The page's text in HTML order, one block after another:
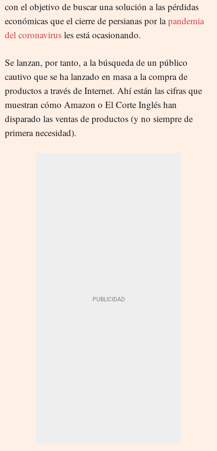
con el objetivo de buscar una solución a las pérdidas
económicas que el cierre de persianas por lapandemia
del coronavirus les está ocasionando.
Se lanzan, por tanto, a la búsqueda de un público
cautivo que se ha lanzado en masa a la compra de
productos a través de Internet. Ahí están las cifras que
muestran cómo Amazon o El Corte Inglés han
disparado las ventas de productos (y no siempre de
primera necesidad).